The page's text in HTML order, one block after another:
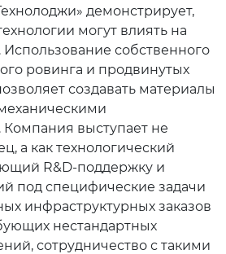
демонстрирует,
могут влиять на
собственного
ровинга и продвинутых
создавать материалы
Компания выступает не
а как технологический
R&D-поддержку и
под специфические задачи
инфраструктурных заказов
нестандартных
сотрудничество с такими